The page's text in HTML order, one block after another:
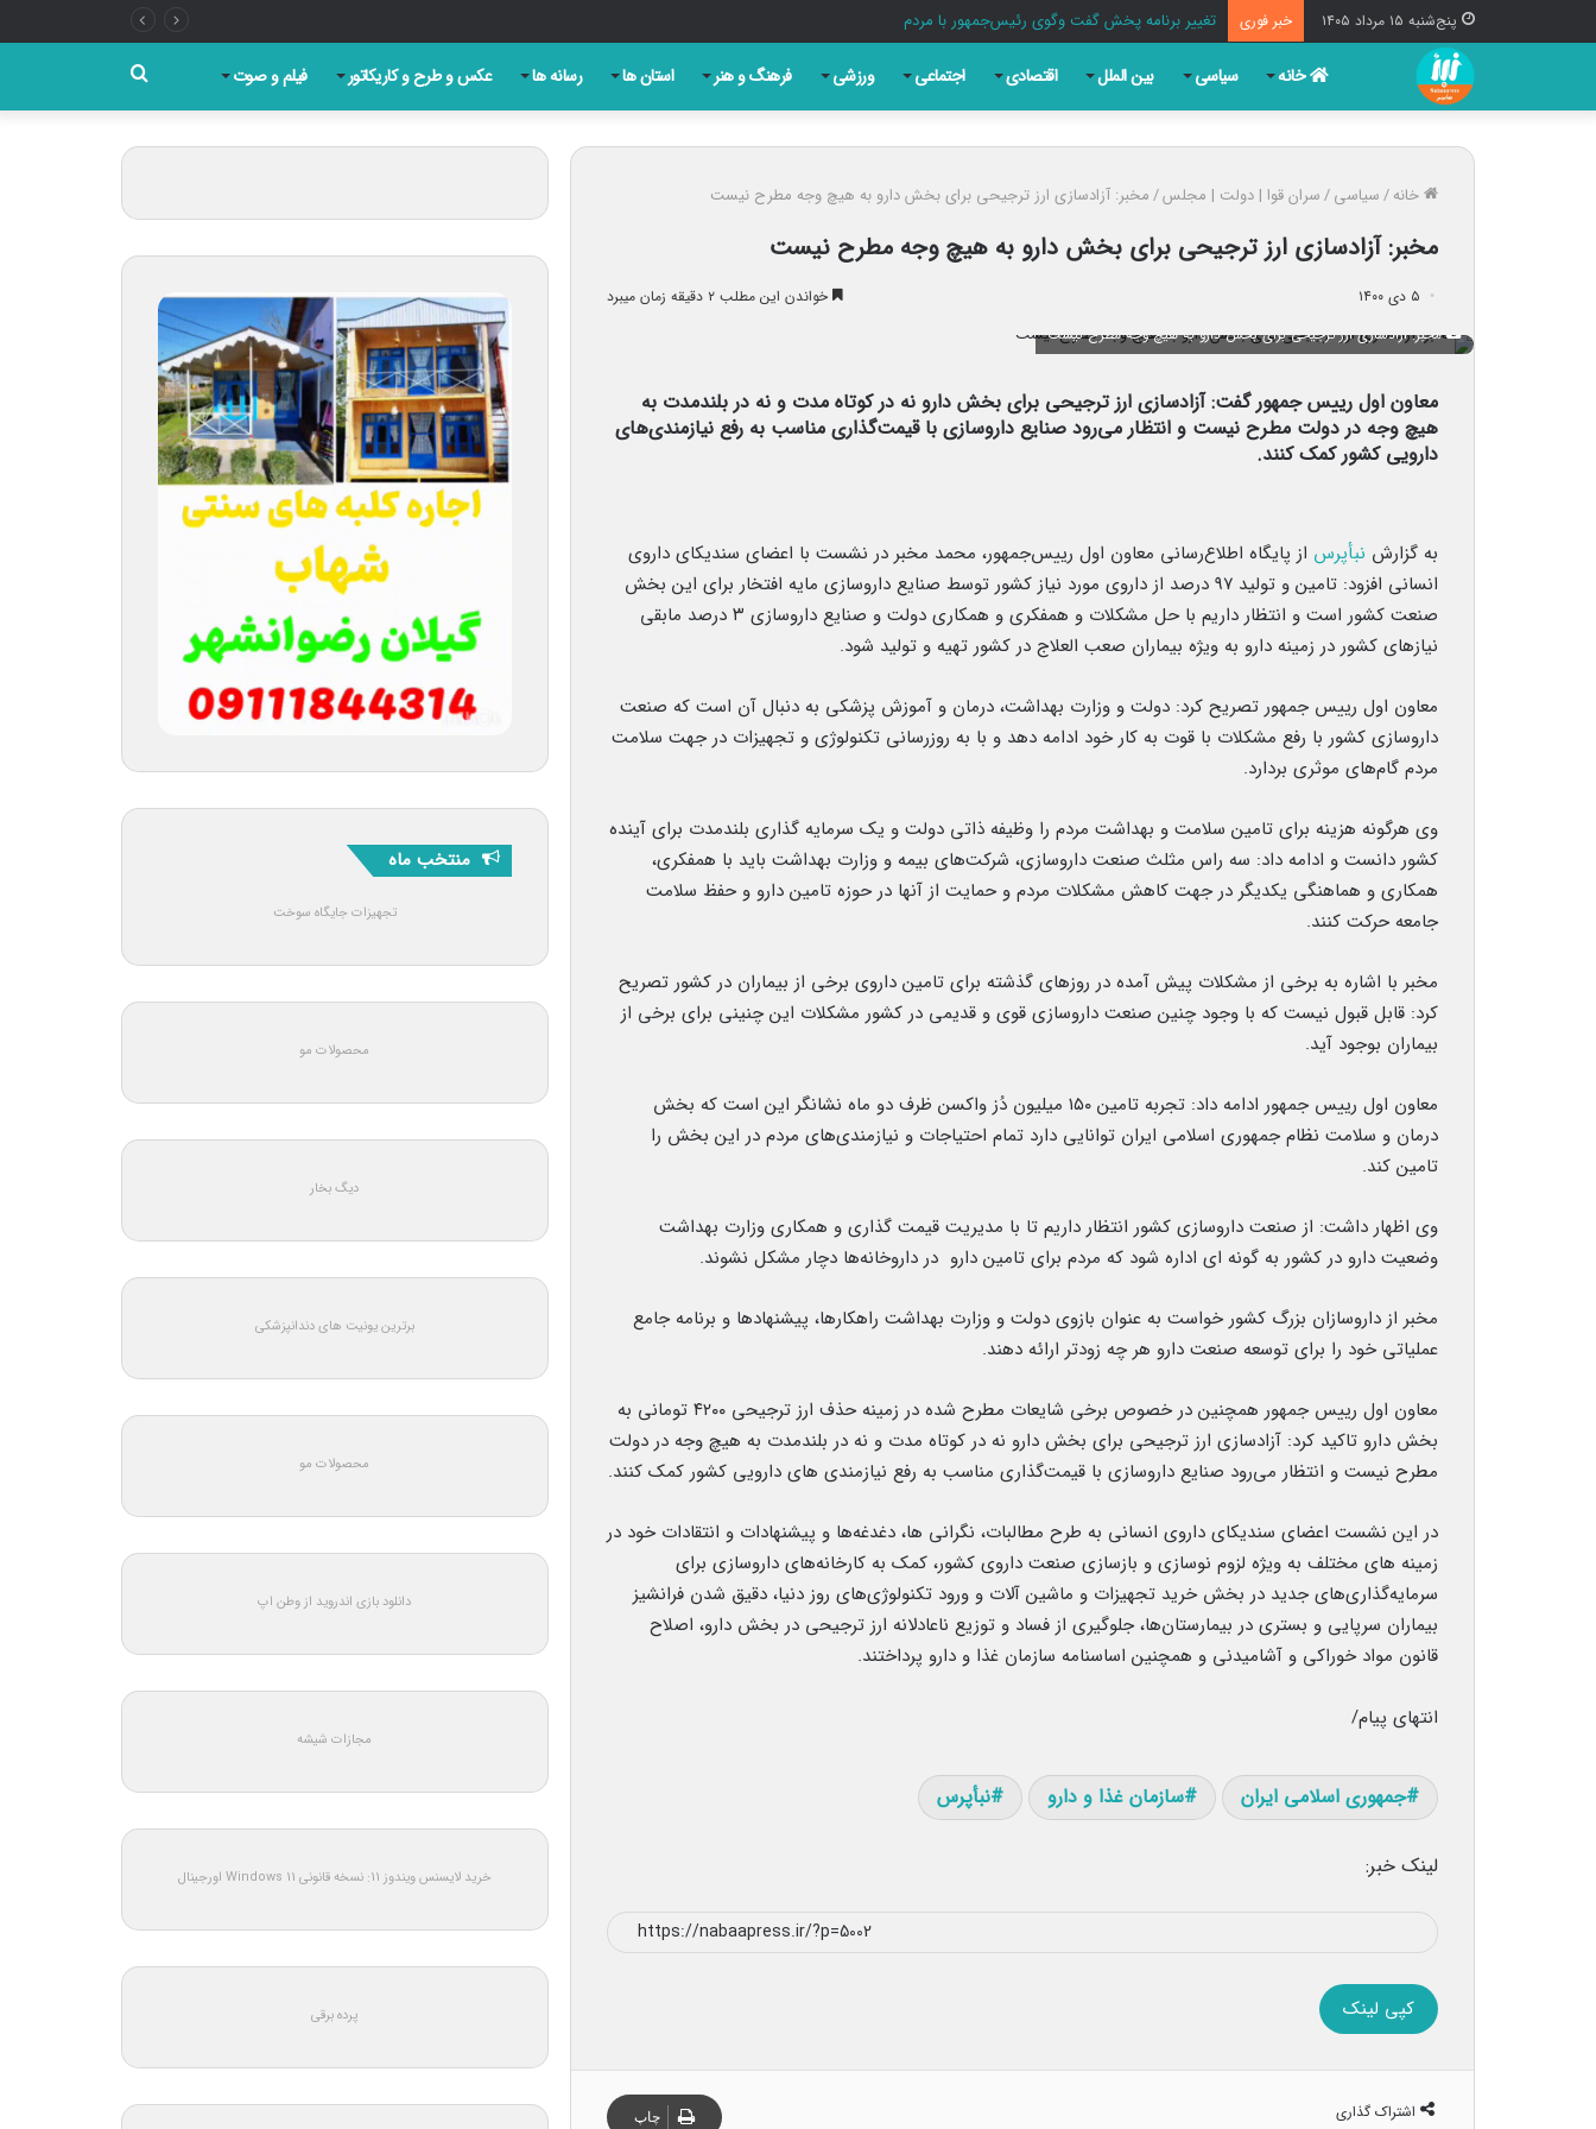
پنج‌شنبه ۱۵ مرداد ۱۴۰۵ خبر فوری تغییر برنامه پخش گفت وگوی رئیس‌جمهور با مردم
خانه سیاسی بین الملل اقتصادی اجتماعی ورزشی فرهنگ و هنر استان ها رسانه ها عکس و طرح و کاریکاتور فیلم و صوت
برای
خانه/سیاسی/سران قوا | دولت | مجلس/مخبر: آزادسازی ارز ترجیحی برای بخش دارو به هیچ وجه مطرح نیست
مخبر: آزادسازی ارز ترجیحی برای بخش دارو به هیچ وجه مطرح نیست
۵ دی ۱۴۰۰ خواندن این مطلب ۲ دقیقه زمان میبرد
مخبر: آزادسازی ارز ترجیحی برای بخش دارو به هیچ وجه مطرح نیست
معاون اول رییس جمهور گفت: آزادسازی ارز ترجیحی برای بخش دارو نه در کوتاه مدت و نه در بلندمدت به
هیچ وجه در دولت مطرح نیست و انتظار می‌رود صنایع داروسازی با قیمت‌گذاری مناسب به رفع نیازمندی‌های
دارویی کشور کمک کنند.
به گزارش نبأپرس از پایگاه اطلاع‌رسانی معاون اول رییس‌جمهور، محمد مخبر در نشست با اعضای سندیکای داروی
انسانی افزود: تامین و تولید ۹۷ درصد از داروی مورد نیاز کشور توسط صنایع داروسازی مایه افتخار برای این بخش
صنعت کشور است و انتظار داریم با حل مشکلات و همفکری و همکاری دولت و صنایع داروسازی ۳ درصد مابقی
نیازهای کشور در زمینه دارو به ویژه بیماران صعب العلاج در کشور تهیه و تولید شود.
معاون اول رییس جمهور تصریح کرد: دولت و وزارت بهداشت، درمان و آموزش پزشکی به دنبال آن است که صنعت
داروسازی کشور با رفع مشکلات با قوت به کار خود ادامه دهد و با به روزرسانی تکنولوژی و تجهیزات در جهت سلامت
مردم گام‌های موثری بردارد.
وی هرگونه هزینه برای تامین سلامت و بهداشت مردم را وظیفه ذاتی دولت و یک سرمایه گذاری بلندمدت برای آینده
کشور دانست و ادامه داد: سه راس مثلث صنعت داروسازی، شرکت‌های بیمه و وزارت بهداشت باید با همفکری،
همکاری و هماهنگی یکدیگر در جهت کاهش مشکلات مردم و حمایت از آنها در حوزه تامین دارو و حفظ سلامت
جامعه حرکت کنند.
مخبر با اشاره به برخی از مشکلات پیش آمده در روزهای گذشته برای تامین داروی برخی از بیماران در کشور تصریح
کرد: قابل قبول نیست که با وجود چنین صنعت داروسازی قوی و قدیمی در کشور مشکلات این چنینی برای برخی از
بیماران بوجود آید.
معاون اول رییس جمهور ادامه داد: تجربه تامین ۱۵۰ میلیون دُز واکسن ظرف دو ماه نشانگر این است که بخش
درمان و سلامت نظام جمهوری اسلامی ایران توانایی دارد تمام احتیاجات و نیازمندی‌های مردم در این بخش را
تامین کند.
وی اظهار داشت: از صنعت داروسازی کشور انتظار داریم تا با مدیریت قیمت گذاری و همکاری وزارت بهداشت
وضعیت دارو در کشور به گونه ای اداره شود که مردم برای تامین دارو در داروخانه‌ها دچار مشکل نشوند.
مخبر از داروسازان بزرگ کشور خواست به عنوان بازوی دولت و وزارت بهداشت راهکارها، پیشنهادها و برنامه جامع
عملیاتی خود را برای توسعه صنعت دارو هر چه زودتر ارائه دهند.
معاون اول رییس جمهور همچنین در خصوص برخی شایعات مطرح شده در زمینه حذف ارز ترجیحی ۴۲۰۰ تومانی به
بخش دارو تاکید کرد: آزادسازی ارز ترجیحی برای بخش دارو نه در کوتاه مدت و نه در بلندمدت به هیچ وجه در دولت
مطرح نیست و انتظار می‌رود صنایع داروسازی با قیمت‌گذاری مناسب به رفع نیازمندی های دارویی کشور کمک کنند.
در این نشست اعضای سندیکای داروی انسانی به طرح مطالبات، نگرانی ها، دغدغه‌ها و پیشنهادات و انتقادات خود در
زمینه های مختلف به ویژه لزوم نوسازی و بازسازی صنعت داروی کشور، کمک به کارخانه‌های داروسازی برای
سرمایه‌گذاری‌های جدید در بخش خرید تجهیزات و ماشین آلات و ورود تکنولوژی‌های روز دنیا، دقیق شدن فرانشیز
بیماران سرپایی و بستری در بیمارستان‌ها، جلوگیری از فساد و توزیع ناعادلانه ارز ترجیحی در بخش دارو، اصلاح
قانون مواد خوراکی و آشامیدنی و همچنین اساسنامه سازمان غذا و دارو پرداختند.
انتهای پیام/
جمهوری اسلامی ایران سازمان غذا و دارو نبأپرس
لینک خبر:
کپی لینک
اشتراک گذاری چاپ
منتخب ماه
تجهیزات جایگاه سوخت
محصولات مو
دیگ بخار
برترین یونیت های دندانپزشکی
محصولات مو
دانلود بازی اندروید از وطن اپ
مجازات شیشه
خرید لایسنس ویندوز 11: نسخه قانونی Windows 11 اورجینال
پرده برقی